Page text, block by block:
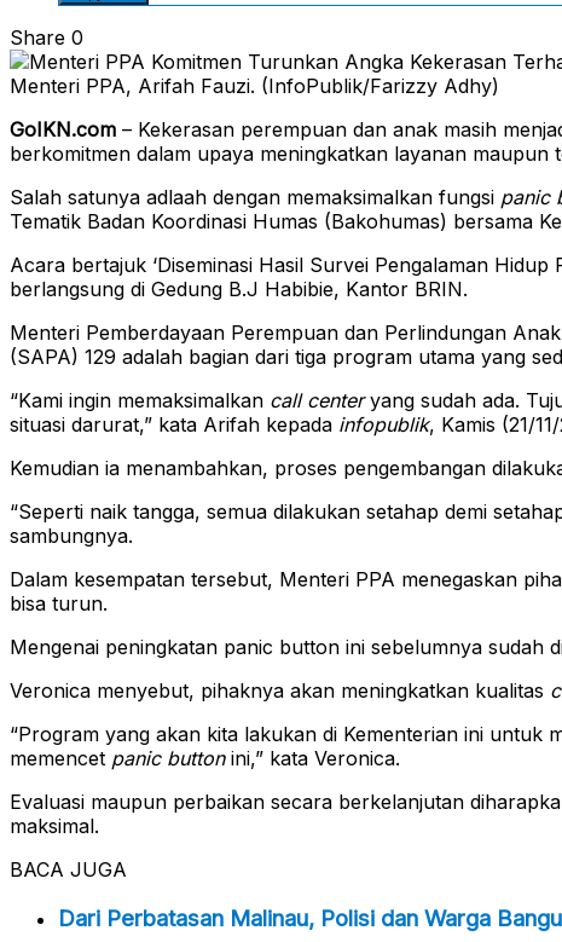
Share 0
Menteri PPA, Arifah Fauzi. (InfoPublik/Farizzy Adhy)
GoIKN.com – Kekerasan perempuan dan anak masih
berkomitmen dalam upaya meningkatkan layanan
Salah satunya adlaah dengan memaksimalkan fungsi panic
Tematik Badan Koordinasi Humas (Bakohumas) bersama
Acara bertajuk ‘Diseminasi Hasil Survei Pengalaman
berlangsung di Gedung B.J Habibie, Kantor BRIN.
Menteri Pemberdayaan Perempuan dan Perlindungan
(SAPA) 129 adalah bagian dari tiga program utama yang
“Kami ingin memaksimalkan call centeryang sudah ada.
situasi darurat,” kata Arifah kepada infopublik, Kamis (21/
Kemudian ia menambahkan, proses pengembangan
“Seperti naik tangga, semua dilakukan setahap demi
sambungnya.
Dalam kesempatan tersebut, Menteri PPA menegaskan
bisa turun.
Mengenai peningkatan panic button ini sebelumnya sudah
Veronica menyebut, pihaknya akan meningkatkan kualitas
“Program yang akan kita lakukan di Kementerian ini untuk
memencet panic buttonini,” kata Veronica.
Evaluasi maupun perbaikan secara berkelanjutan
maksimal.
BACA JUGA
Dari Perbatasan Malinau, Polisi dan Warga